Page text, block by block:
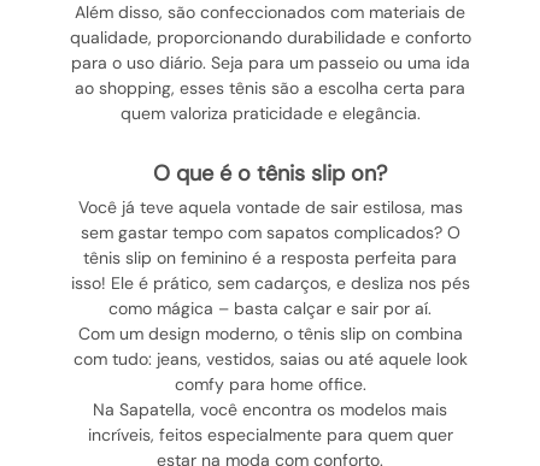
Além disso, são confeccionados com materiais de
qualidade, proporcionando durabilidade e conforto
para o uso diário. Seja para um passeio ou uma ida
ao shopping, esses tênis são a escolha certa para
quem valoriza praticidade e elegância.
o que é o tênis slip on?
Você já teve aquela vontade de sair estilosa, mas
sem gastar tempo com sapatos complicados? O
tênis slip on feminino é a resposta perfeita para
isso! Ele é prático, sem cadarços, e desliza nos pés
como mágica – basta calçar e sair por aí.
Com um design moderno, o tênis slip on combina
com tudo: jeans, vestidos, saias ou até aquele look
comfy para home office.
Na Sapatella, você encontra os modelos mais
incríveis, feitos especialmente para quem quer
estar na moda com conforto.